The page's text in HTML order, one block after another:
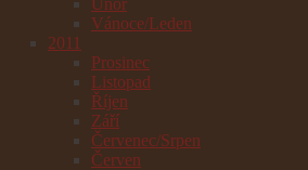
Vánoce/Leden
2011
Prosinec
Listopad
Říjen
Září
Červenec/Srpen
Červen